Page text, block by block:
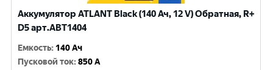
Аккумулятор ATLANT Black (140 Ач, 12 V) Обратная, R+
D5 арт.ABT1404
Емкость: 140 Ач
Пусковой ток:850 A